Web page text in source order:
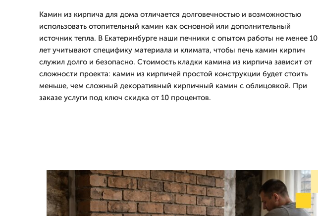
Камин из кирпича для дома отличается долговечностью и возможностью
использовать отопительный камин как основной или дополнительный
источник тепла. В Екатеринбурге наши печники с опытом работы не менее 10
лет учитывают специфику материала и климата, чтобы печь камин кирпич
служил долго и безопасно. Стоимость кладки камина из кирпича зависит от
сложности проекта: камин из кирпичей простой конструкции будет стоить
меньше, чем сложный декоративный кирпичный камин с облицовкой. При
заказе услуги под ключ скидка от 10 процентов.